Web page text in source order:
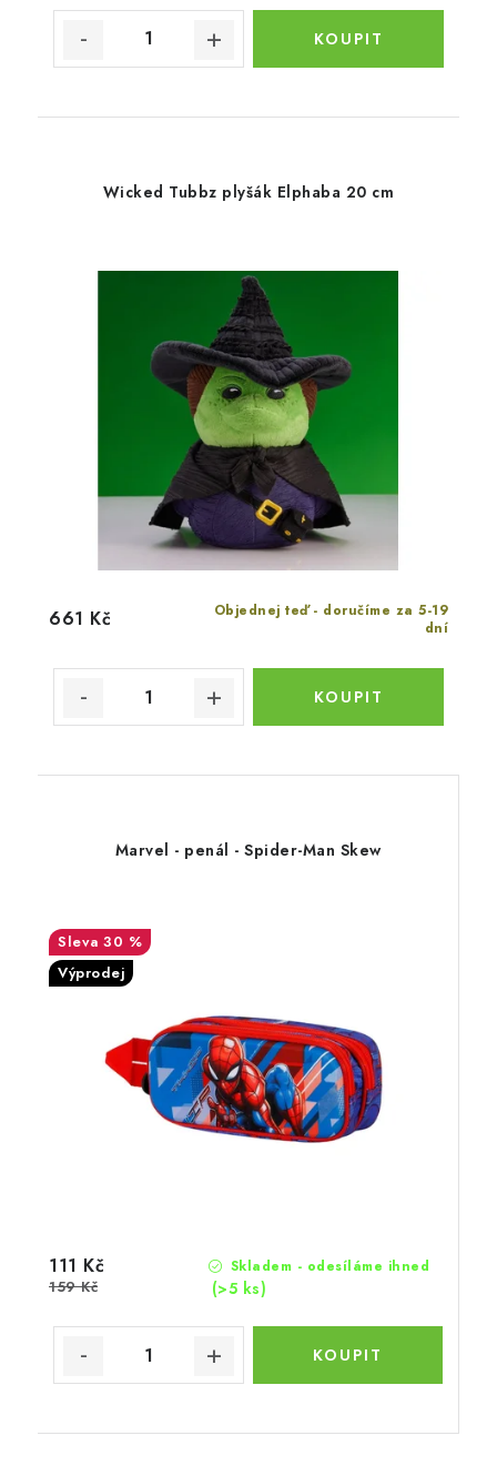
Wicked Tubbz plyšák Elphaba 20 cm
Objednej teď - doručíme za 5-19
dní
661 Kč
Marvel - penál - Spider-Man Skew
30 %
Výprodej
Skladem - odesíláme ihned
(>5 ks)
111 Kč
159 Kč